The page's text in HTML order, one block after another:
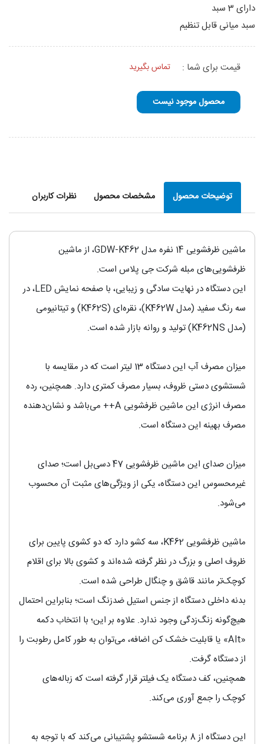
دارای 3 سبد
سبد میانی قابل تنظیم
قیمت برای شما : تماس بگیرید
محصول موجود نیست
توضیحات محصول مشخصات محصول نظرات کاربران
ماشین ظرفشویی 14 نفره مدل GDW-K462، از ماشین
ظرفشویی‌های مبله شرکت جی پلاس است.
این دستگاه در نهایت سادگی و زیبایی، با صفحه نمایش LED، در
سه رنگ سفید (مدل K462W)، نقره‌ای (K462S) و تیتانیومی
(مدل K462NS) تولید و روانه بازار شده است.
میزان مصرف آب این دستگاه 13 لیتر است که در مقایسه با
شستشوی دستی ظروف، بسیار مصرف کمتری دارد. همچنین، رده
مصرف انرژی این ماشین ظرفشویی A++ می‌باشد و نشان‌دهنده
مصرف بهینه این دستگاه است.
میزان صدای این ماشین ظرفشویی 47 دسی‌بل است؛ صدای
غیر‌محسوس این دستگاه، یکی از ویژگی‌های مثبت آن محسوب
می‌شود.
ماشین ظرفشویی K462، سه کشو دارد که دو کشوی پایین برای
ظروف اصلی و بزرگ در نظر گرفته شده‌اند و کشوی بالا برای اقلام
کوچک‌تر مانند قاشق و چنگال طراحی شده است.
بدنه داخلی دستگاه از جنس استیل ضد‌زنگ است؛ بنابراین احتمال
هیچ‌گونه زنگ‌زدگی وجود ندارد. علاوه بر این؛ با انتخاب دکمه
«Alt» یا قابلیت خشک کن اضافه، می‌توان به طور کامل رطوبت را
از دستگاه گرفت.
همچنین، کف دستگاه یک فیلتر قرار گرفته است که زباله‌های
کوچک را جمع آوری می‌کند.
این دستگاه از 8 برنامه شستشو پشتیبانی می‌کند که با توجه به